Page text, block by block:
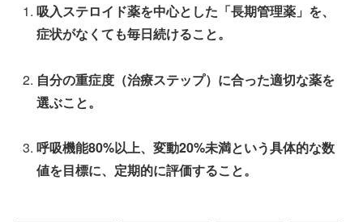
吸入ステロイド薬を中心とした「長期管理薬」を、
症状がなくても毎日続けること。
自分の重症度（治療ステップ）に合った適切な薬を
選ぶこと。
呼吸機能80%以上、変動20%未満という具体的な数
値を目標に、定期的に評価すること。